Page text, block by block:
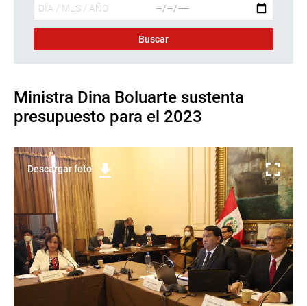
Ministra Dina Boluarte sustenta
presupuesto para el 2023
Descargar foto